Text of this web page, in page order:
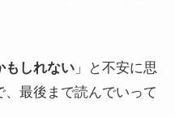
もしれない」と不安に思
最後まで読んでいって